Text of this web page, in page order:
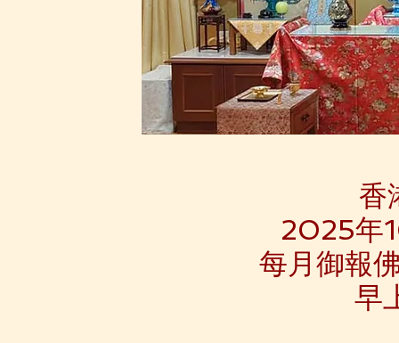
香
2025年
每月御報
早